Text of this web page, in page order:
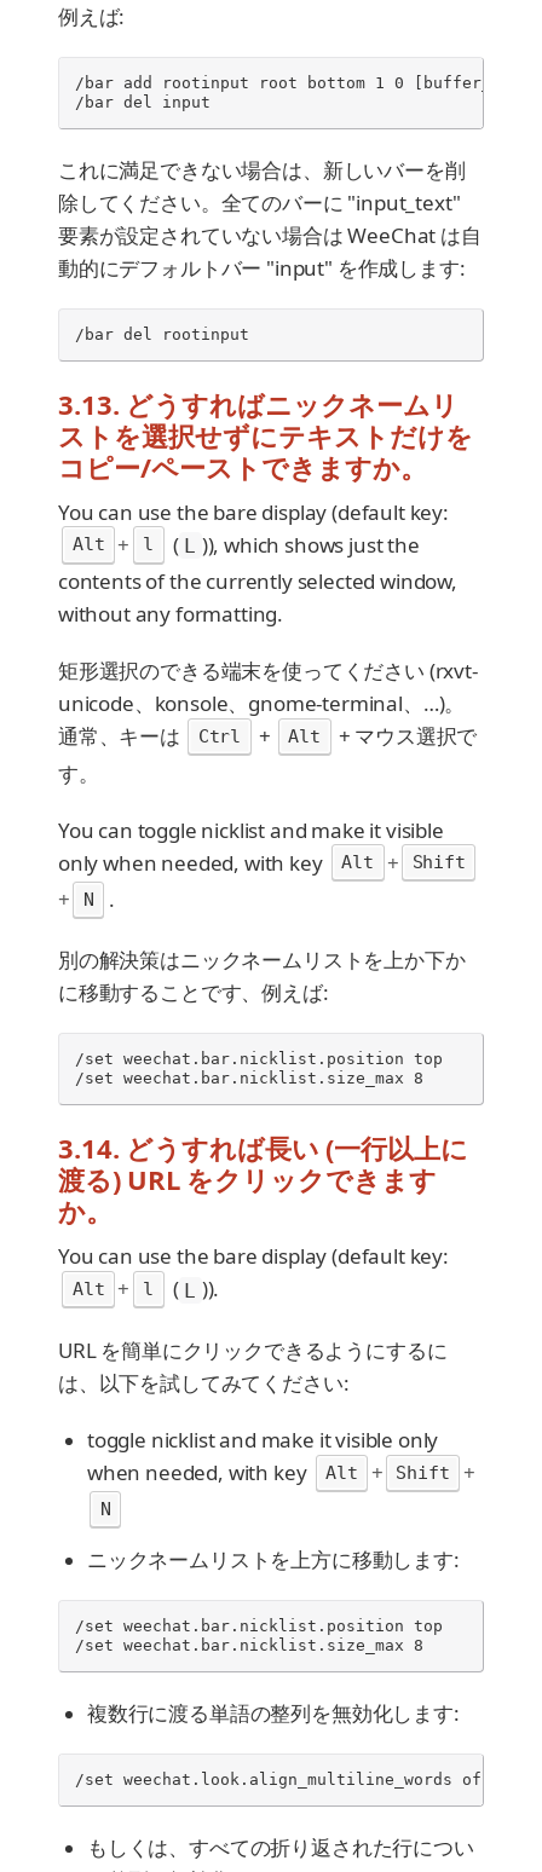
例えば:
/bar add rootinput root bottom 1 0
/bar del input
これに満足できない場合は、新しいバーを削
除してください。全てのバーに "input_text"
要素が設定されていない場合は WeeChat は自
動的にデフォルトバー "input" を作成します:
/bar del rootinput
3.13. どうすればニックネームリ
ストを選択せずにテキストだけを
コピー/ペーストできますか。
You can use the bare display (default key:
Alt + l ( L )), which shows just the
contents of the currently selected window,
without any formatting.
矩形選択のできる端末を使ってください (rxvt-
unicode、konsole、gnome-terminal、…​)。
通常、キーは
Ctrl + Alt
+ マウス選択で
す。
You can toggle nicklist and make it visible
only when needed, with key
Alt + Shift
+ N .
別の解決策はニックネームリストを上か下か
に移動することです、例えば:
/set weechat.bar.nicklist.position top
/set weechat.bar.nicklist.size_max 8
3.14. どうすれば長い (一行以上に
渡る) URL をクリックできます
か。
You can use the bare display (default key:
Alt + l ( L )).
URL を簡単にクリックできるようにするに
は、以下を試してみてください:
toggle nicklist and make it visible only
when needed, with key
Alt + Shift +
N
ニックネームリストを上方に移動します:
/set weechat.bar.nicklist.position top
/set weechat.bar.nicklist.size_max 8
複数行に渡る単語の整列を無効化します:
/set weechat.look.align_multiline_words off
もしくは、すべての折り返された行につい